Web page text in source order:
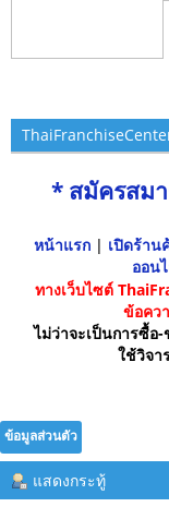
* สมัครสม
หน้าแรก | เปิดร้าน
ออน
ทางเว็บไซต์
ข้อคว
ไม่ว่าจะเป็นการซื้อ
ใช้วิจ
ข้อมูลส่วนตัว
แสดงกระทู้